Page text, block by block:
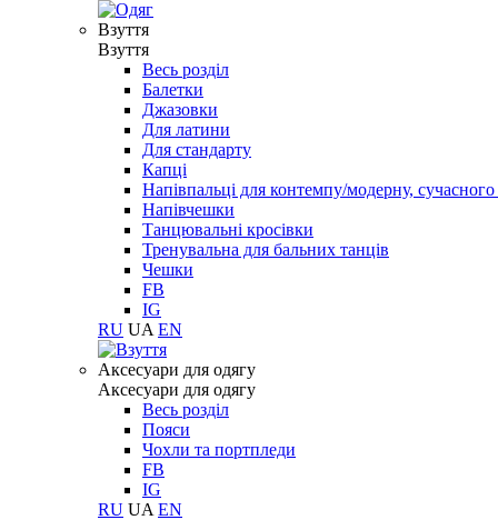
Взуття
Взуття
Весь розділ
Балетки
Джазовки
Для латини
Для стандарту
Капці
Напівпальці для контемпу/модерну,
Напівчешки
Танцювальні кросівки
Тренувальна для бальних танців
Чешки
FB
IG
RU UA EN
Aксесуари для одягу
Aксесуари для одягу
Весь розділ
Пояси
Чохли та портпледи
FB
IG
RU UA EN